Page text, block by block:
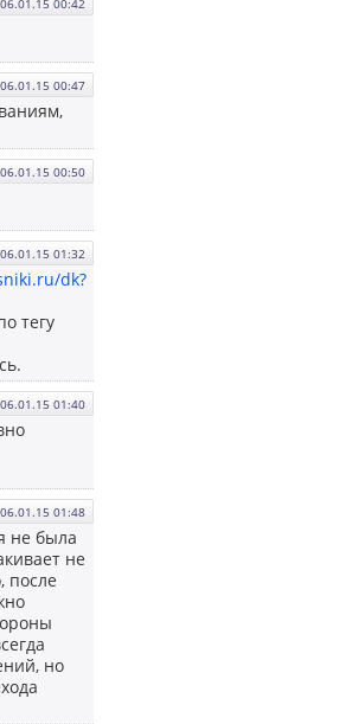
06.01.15 00:47
06.01.15 00:50
06.01.15 01:32
dk?
тегу
06.01.15 01:40
06.01.15 01:48
не была
не
после
но